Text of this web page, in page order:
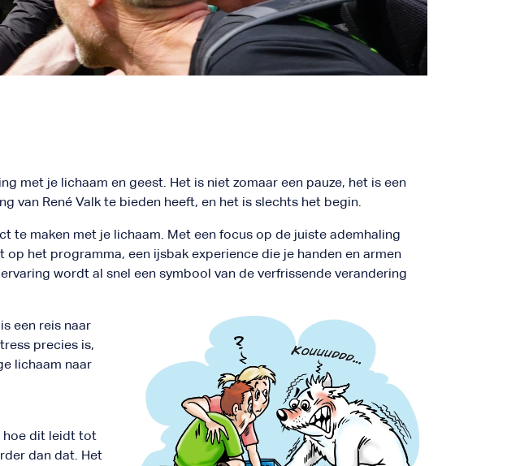
met je lichaam en geest. Het is niet zomaar een pauze, het is een
van René Valk te bieden heeft, en het is slechts het begin.
maken met je lichaam. Met een focus op de juiste ademhaling
het programma, een ijsbak experience die je handen en armen
wordt al snel een symbool van de verfrissende verandering
een reis naar
precies is,
lichaam naar
hoe dit leidt tot
dan dat. Het